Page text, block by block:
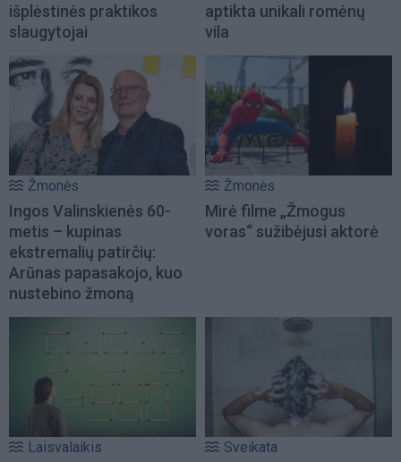
išplėstinės praktikos
slaugytojai
aptikta unikali romėnų
vila
Žmonės
Ingos Valinskienės 60-
metis – kupinas
ekstremalių patirčių:
Arūnas papasakojo, kuo
nustebino žmoną
Žmonės
Mirė filme „Žmogus
voras“ sužibėjusi aktorė
Laisvalaikis Sveikata